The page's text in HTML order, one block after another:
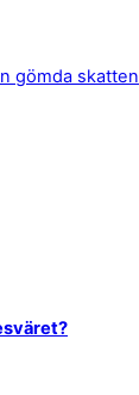
gömda skatten